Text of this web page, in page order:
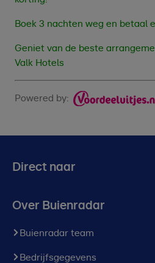
Boek 3 nachten weg en betaal
Geniet van de beste
Valk Hotels
Powered by:
Direct naar
Over Buienradar
Buienradar team
Bedrijfsgegevens